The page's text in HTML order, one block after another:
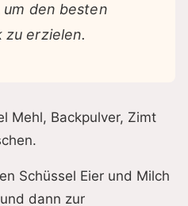
um den besten
zu erzielen.
Mehl, Backpulver, Zimt
Schüssel Eier und Milch
dann zur